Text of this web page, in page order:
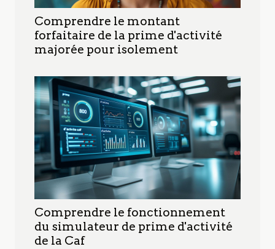
Comprendre le montant
forfaitaire de la prime d'activité
majorée pour isolement
Comprendre le fonctionnement
du simulateur de prime d'activité
de la Caf